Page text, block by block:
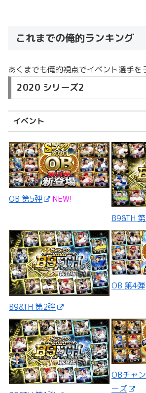
これまでの俺的ランキング
あくまでも俺的視点でイベント選手を
2020 シリーズ2
イベント
OB 第5弾
NEW!
B9&TH
B9&TH 第2弾
OB 第4弾
OBチャ
ーズ